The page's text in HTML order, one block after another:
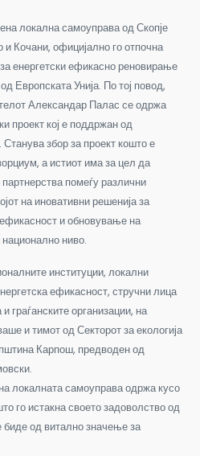
локална самоуправа од Скопје
Кочани, официјално го отпочна
енергетски ефикасно реновирање
Европската Унија. По тој повод,
Александар Палас се одржа
проект кој е поддржан од
збор за проект кошто е
а истиот има за цел да
помеѓу различни
на иновативни решенија за
и обновување на
ниво.
институции, локални
ефикасност, стручни лица
граѓанските организации, на
и тимот од Секторот за екологија
Карпош, предводен од
локалната самоуправа одржа кусо
го истакна своето задоволство од
биде од витално значење за